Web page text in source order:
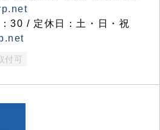
30 / 定休日：土・日・祝
付可